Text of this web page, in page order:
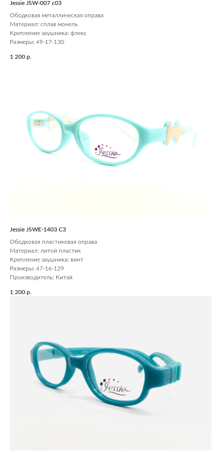
Jessie JSW-007 c03
Ободковая металлическая оправа
Материал: сплав монель
Крепление заушника: флекс
Размеры: 49-17-130
1 200 р.
Jessie JSWE-1403 С3
Ободковая пластиковая оправа
Материал: литой пластик
Крепление заушника: винт
Размеры: 47-16-129
Производитель: Китай
1 200 р.